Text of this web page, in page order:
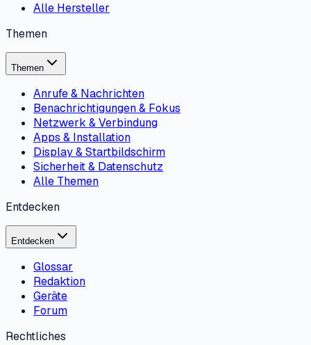
Alle Hersteller
Themen
Themen
Anrufe & Nachrichten
Benachrichtigungen & Fokus
Netzwerk & Verbindung
Apps & Installation
Display & Startbildschirm
Sicherheit & Datenschutz
Alle Themen
Entdecken
Entdecken
Glossar
Redaktion
Geräte
Forum
Rechtliches